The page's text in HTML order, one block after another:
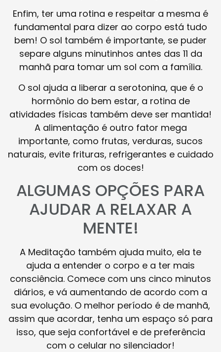
Enfim, ter uma rotina e respeitar a mesma é
fundamental para dizer ao corpo está tudo
bem! O sol também é importante, se puder
separe alguns minutinhos antes das 11 da
manhã para tomar um sol com a família.
O sol ajuda a liberar a serotonina, que é o
hormônio do bem estar, a rotina de
atividades físicas também deve ser mantida!
A alimentação é outro fator mega
importante, como frutas, verduras, sucos
naturais, evite frituras, refrigerantes e cuidado
com os doces!
ALGUMAS OPÇÕES PARA
AJUDAR A RELAXAR A
MENTE!
A Meditação também ajuda muito, ela te
ajuda a entender o corpo e a ter mais
consciência. Comece com uns cinco minutos
diários, e vá aumentando de acordo com a
sua evolução. O melhor período é de manhã,
assim que acordar, tenha um espaço só para
isso, que seja confortável e de preferência
com o celular no silenciador!